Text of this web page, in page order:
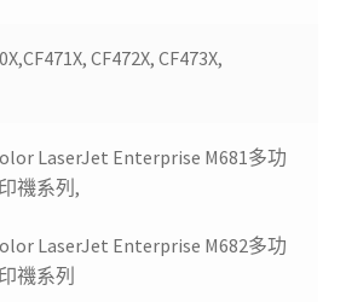
CF472X, CF473X,
LaserJet Enterprise M681多功
禨系列,
LaserJet Enterprise M682多功
禨系列